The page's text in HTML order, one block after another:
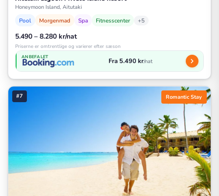
Honeymoon Island, Aitutaki
Pool Morgenmad Spa Fitnesscenter +5
5.490 – 8.280 kr/nat
Priserne er omtrentlige og varierer efter sæson
ANBEFALET Fra 5.490 kr/nat
#7 Romantic Stay